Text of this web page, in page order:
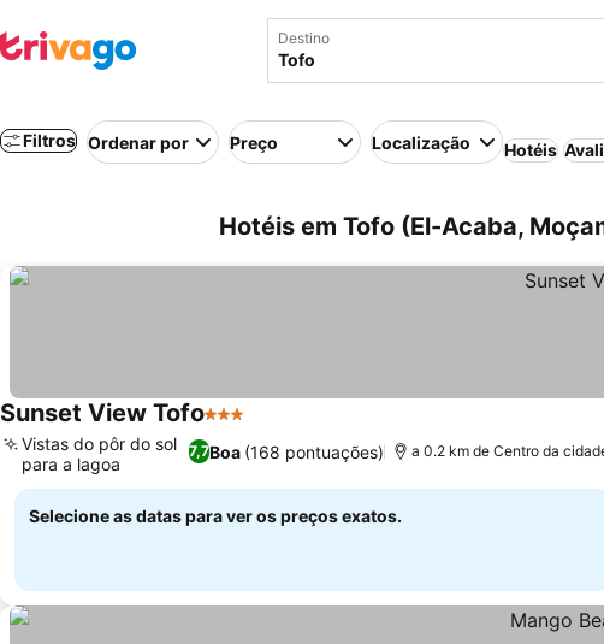
Destino
Filtros Ordenar por Preço Localização Hotéis
Hotéis em Tofo (El-Acaba,
Sunset View Tofo3 Estrelas
7,7Boa (168 pontuações)
Vistas do pôr do sol
para a lagoa
a 0.2 km de Centro da
Selecione as datas para ver os preços exatos.